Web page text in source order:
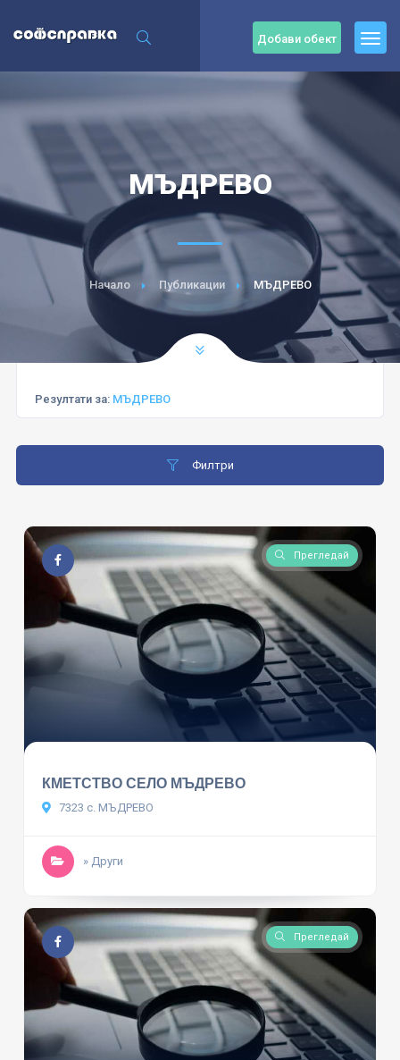
Добави обект
МЪДРЕВО
Начало Публикации МЪДРЕВО
Резултати за: МЪДРЕВО
Филтри
Прегледай
КМЕТСТВО СЕЛО МЪДРЕВО
7323 с. МЪДРЕВО
» Други
Прегледай